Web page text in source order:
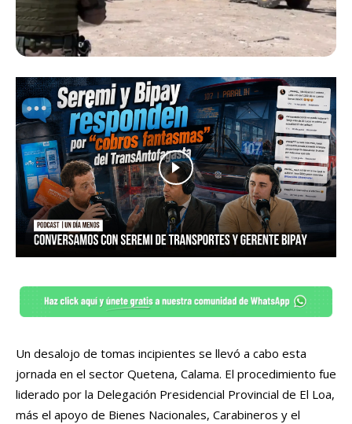
Un desalojo de tomas incipientes se llevó a cabo esta
jornada en el sector Quetena, Calama. El procedimiento fue
liderado por la Delegación Presidencial Provincial de El Loa,
más el apoyo de Bienes Nacionales, Carabineros y el